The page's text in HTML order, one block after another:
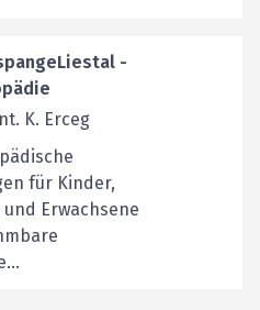
-
K. Erceg
für Kinder,
und Erwachsene